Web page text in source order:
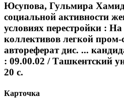
Юсупова, Гульмира
социальной активности
условиях перестройки :
коллективов легкой
автореферат дис. ...
: 09.00.02 / Ташкентский
20 с.
Карточка